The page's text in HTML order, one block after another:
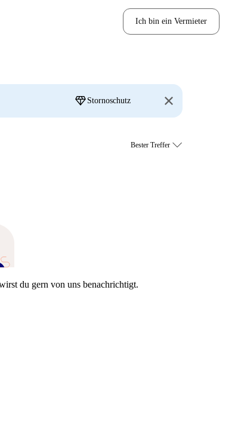
Ich bin ein Vermieter
diamond Stornoschutz
du gern von uns benachrichtigt.